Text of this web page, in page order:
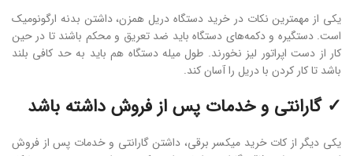
یکی از مهمترین نکات در خرید دستگاه دریل همزن، داشتن بدنه ارگونومیک
است. دستگیره و دکمه‌های دستگاه باید ضد تعریق و محکم باشند تا در حین
کار از دست اپراتور لیز نخورند. طول میله دستگاه هم باید به ‌حد کافی بلند
باشد تا کار کردن با دریل را آسان کند.
✓ گارانتی و خدمات پس از فروش داشته باشد
یکی دیگر از کات خرید میکسر برقی، داشتن گارانتی و خدمات پس از فروش